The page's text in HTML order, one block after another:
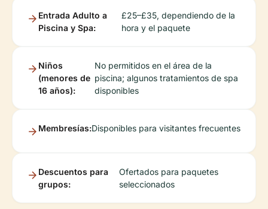
Entrada Adulto a
Piscina y Spa:
£25–£35, dependiendo de la
hora y el paquete
Niños
(menores de
16 años):
No permitidos en el área de la
piscina; algunos tratamientos de spa
disponibles
Membresías:Disponibles para visitantes frecuentes
Descuentos para
grupos:
Ofertados para paquetes
seleccionados